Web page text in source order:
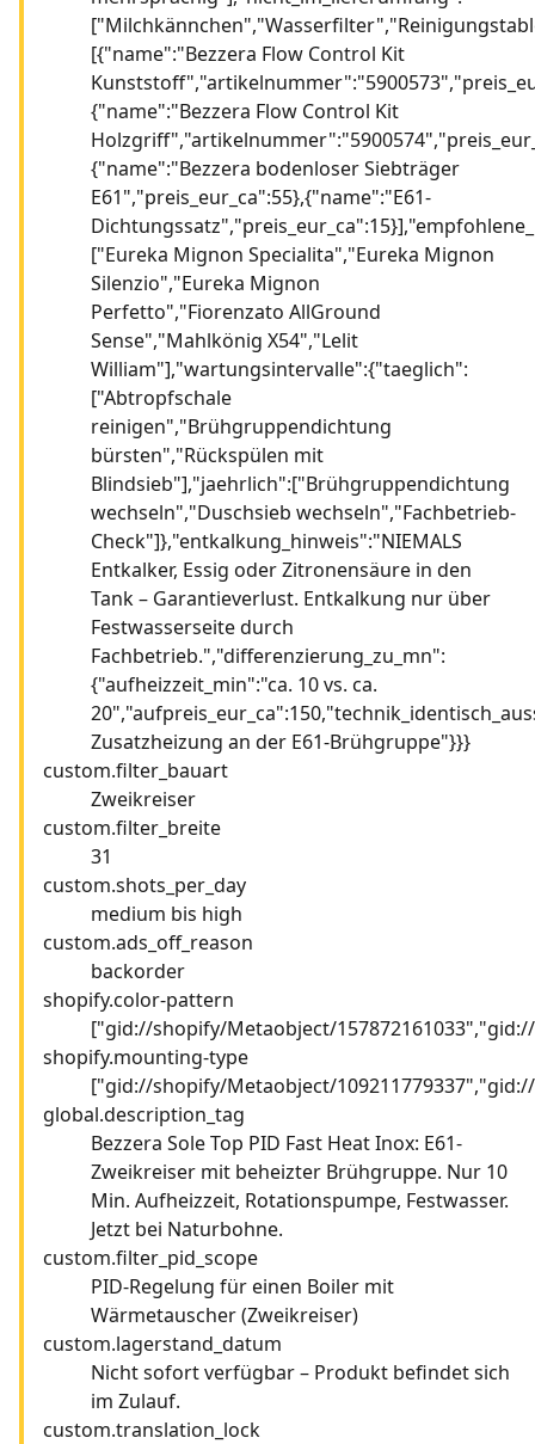
[{"name":"Bezzera Flow Control Kit
{"name":"Bezzera Flow Control Kit
{"name":"Bezzera bodenloser Siebträger
E61","preis_eur_ca":55},{"name":"E61-
["Eureka Mignon Specialita","Eureka Mignon
Silenzio","Eureka Mignon
Perfetto","Fiorenzato AllGround
Sense","Mahlkönig X54","Lelit
William"],"wartungsintervalle":{"taeglich":
["Abtropfschale
reinigen","Brühgruppendichtung
bürsten","Rückspülen mit
Blindsieb"],"jaehrlich":["Brühgruppendichtung
wechseln","Duschsieb wechseln","Fachbetrieb-
Check"]},"entkalkung_hinweis":"NIEMALS
Entkalker, Essig oder Zitronensäure in den
Tank – Garantieverlust. Entkalkung nur über
Festwasserseite durch
Fachbetrieb.","differenzierung_zu_mn":
{"aufheizzeit_min":"ca. 10 vs. ca.
Zusatzheizung an der E61-Brühgruppe"}}}
custom.filter_bauart
Zweikreiser
custom.filter_breite
31
custom.shots_per_day
medium bis high
custom.ads_off_reason
backorder
shopify.color-pattern
["gid://shopify/Metaobject/
shopify.mounting-type
["gid://shopify/Metaobject/
global.description_tag
Bezzera Sole Top PID Fast Heat Inox: E61-
Zweikreiser mit beheizter Brühgruppe. Nur 10
Min. Aufheizzeit, Rotationspumpe, Festwasser.
Jetzt bei Naturbohne.
custom.filter_pid_scope
PID-Regelung für einen Boiler mit
Wärmetauscher (Zweikreiser)
custom.lagerstand_datum
Nicht sofort verfügbar – Produkt befindet sich
im Zulauf.
custom.translation_lock